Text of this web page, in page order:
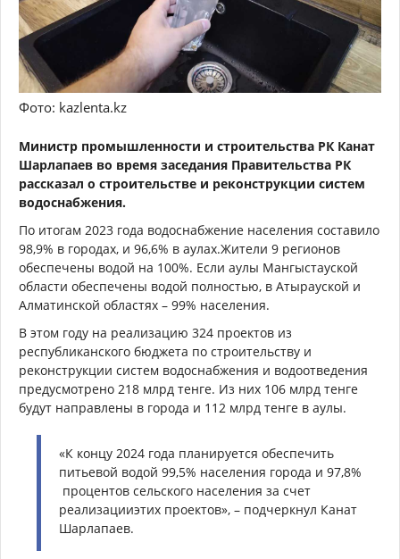
Фото: kazlenta.kz
Министр промышленности и строительства РК Канат
Шарлапаев во время заседания Правительства РК
рассказал о строительстве и реконструкции систем
водоснабжения.
По итогам 2023 года водоснабжение населения составило
98,9% в городах, и 96,6% в аулах.Жители 9 регионов
обеспечены водой на 100%. Если аулы Мангыстауской
области обеспечены водой полностью, в Атырауской и
Алматинской областях – 99% населения.
В этом году на реализацию 324 проектов из
республиканского бюджета по строительству и
реконструкции систем водоснабжения и водоотведения
предусмотрено 218 млрд тенге. Из них 106 млрд тенге
будут направлены в города и 112 млрд тенге в аулы.
«К концу 2024 года планируется обеспечить
питьевой водой 99,5% населения города и 97,8%
процентов сельского населения за счет
реализацииэтих проектов», – подчеркнул Канат
Шарлапаев.